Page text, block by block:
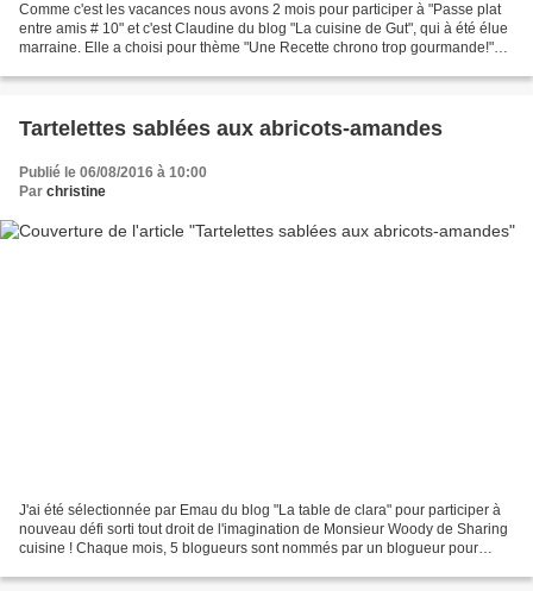
Comme c'est les vacances nous avons 2 mois pour participer à "Passe plat
entre amis # 10" et c'est Claudine du blog "La cuisine de Gut", qui à été élue
marraine. Elle a choisi pour thème "Une Recette chrono trop gourmande!"
Tartelettes sablées aux abricots-amandes
Publié le 06/08/2016 à 10:00
Par christine
J'ai été sélectionnée par Emau du blog "La table de clara" pour participer à
nouveau défi sorti tout droit de l'imagination de Monsieur Woody de Sharing
cuisine ! Chaque mois, 5 blogueurs sont nommés par un blogueur pour